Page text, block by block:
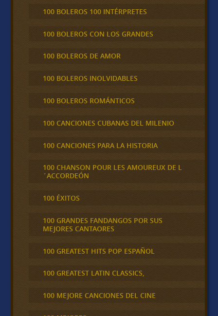
100 BOLEROS 100 INTÉRPRETES
100 BOLEROS CON LOS GRANDES
100 BOLEROS DE AMOR
100 BOLEROS INOLVIDABLES
100 BOLEROS ROMÁNTICOS
100 CANCIONES CUBANAS DEL MILENIO
100 CANCIONES PARA LA HISTORIA
100 CHANSON POUR LES AMOUREUX DE L
´ACCORDEÓN
100 ÉXITOS
100 GRANDES FANDANGOS POR SUS
MEJORES CANTAORES
100 GREATEST HITS POP ESPAÑOL
100 GREATEST LATIN CLASSICS,
100 MEJORE CANCIONES DEL CINE